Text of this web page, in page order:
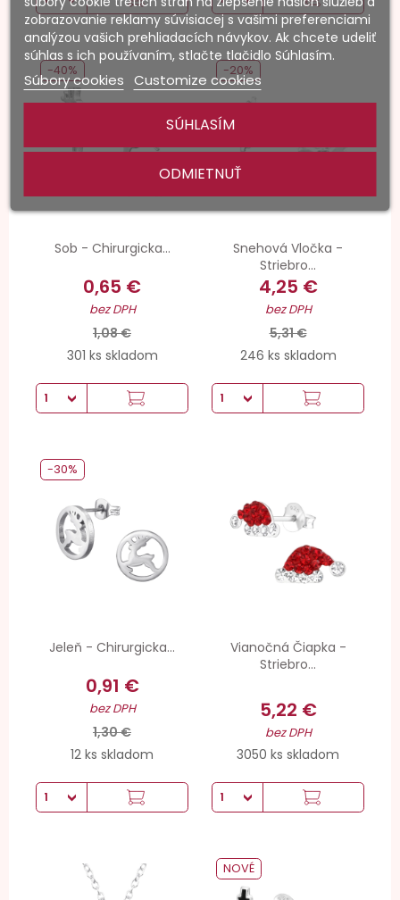
Sob - Chirurgicka...
0,65 €
bez DPH
1,08 €
301 ks skladom
-40%
Snehová Vločka -
Striebro...
4,25 €
bez DPH
5,31 €
246 ks skladom
-20%
Jeleň - Chirurgicka...
0,91 €
bez DPH
1,30 €
12 ks skladom
-30%
Vianočná Čiapka -
Striebro...
5,22 €
bez DPH
3050 ks skladom
NOVÉ
zobrazovanie reklamy súvisiacej s vašimi preferenciami
analýzou vašich prehliadacích návykov. Ak chcete udeliť
súhlas s ich používaním, stlačte tlačidlo Súhlasím.
Súbory cookies Customize cookies
ODMIETNUŤ
SÚHLASÍM